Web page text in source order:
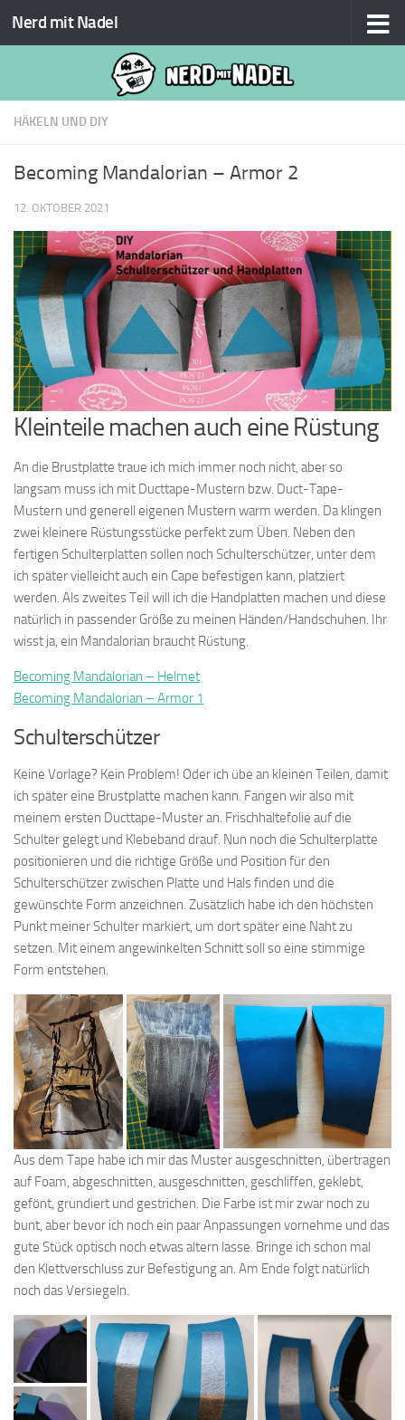
Zum Inhalt springen
Nerd mit Nadel
HÄKELN UND DIY
Becoming Mandalorian – Armor 2
12. OKTOBER 2021
Kleinteile machen auch eine Rüstung
An die Brustplatte traue ich mich immer noch nicht, aber so
langsam muss ich mit Ducttape-Mustern bzw. Duct-Tape-
Mustern und generell eigenen Mustern warm werden. Da klingen
zwei kleinere Rüstungsstücke perfekt zum Üben. Neben den
fertigen Schulterplatten sollen noch Schulterschützer, unter dem
ich später vielleicht auch ein Cape befestigen kann, platziert
werden. Als zweites Teil will ich die Handplatten machen und diese
natürlich in passender Größe zu meinen Händen/Handschuhen. Ihr
wisst ja, ein Mandalorian braucht Rüstung.
Becoming Mandalorian – Helmet
Becoming Mandalorian – Armor 1
Schulterschützer
Keine Vorlage? Kein Problem! Oder ich übe an kleinen Teilen, damit
ich später eine Brustplatte machen kann. Fangen wir also mit
meinem ersten Ducttape-Muster an. Frischhaltefolie auf die
Schulter gelegt und Klebeband drauf. Nun noch die Schulterplatte
positionieren und die richtige Größe und Position für den
Schulterschützer zwischen Platte und Hals finden und die
gewünschte Form anzeichnen. Zusätzlich habe ich den höchsten
Punkt meiner Schulter markiert, um dort später eine Naht zu
setzen. Mit einem angewinkelten Schnitt soll so eine stimmige
Form entstehen.
Aus dem Tape habe ich mir das Muster ausgeschnitten, übertragen
auf Foam, abgeschnitten, ausgeschnitten, geschliffen, geklebt,
gefönt, grundiert und gestrichen. Die Farbe ist mir zwar noch zu
bunt, aber bevor ich noch ein paar Anpassungen vornehme und das
gute Stück optisch noch etwas altern lasse. Bringe ich schon mal
den Klettverschluss zur Befestigung an. Am Ende folgt natürlich
noch das Versiegeln.